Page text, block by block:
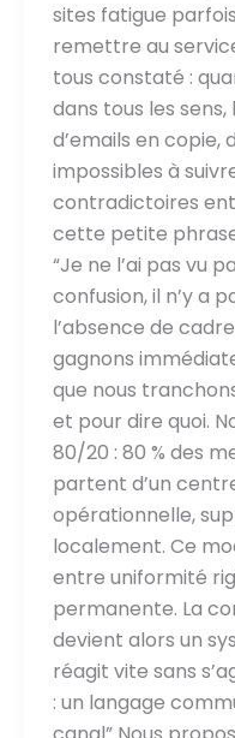
sites fatigue
remettre au
tous constaté :
dans tous les sens,
d’emails en copie,
impossibles à
contradictoires
cette petite
“Je ne l’ai pas vu
confusion, il n’y a
l’absence de
gagnons
que nous
et pour dire quoi.
80/20 : 80 % des
partent d’un
opérationnelle,
localement. Ce
entre uniformité
permanente. La
devient alors un
réagit vite sans
: un langage